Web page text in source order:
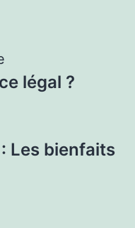
légal ?
Les bienfaits